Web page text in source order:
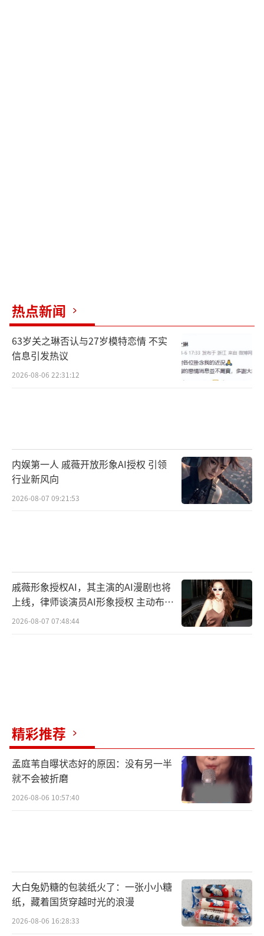
腾、郭帆、王宝强、周冬雨等众多电影人纷纷
为他们可爱的雪豹朋友助阵打Call，诚邀大家
与豹同行。
8月4日，走进影院看《雪豹和她的朋友
断的生命力量。（责任编辑：郭一楠 CK001）
热点新闻
63岁关之琳否认与27岁模特恋情 不实
信息引发热议
2026-08-06 22:31:12
内娱第一人 戚薇开放形象AI授权 引领
行业新风向
2026-08-07 09:21:53
戚薇形象授权AI，其主演的AI漫剧也将
上线，律师谈演员AI形象授权 主动布局
数字资产
2026-08-07 07:48:44
精彩推荐
孟庭苇自曝状态好的原因：没有另一半
就不会被折磨
2026-08-06 10:57:40
大白兔奶糖的包装纸火了：一张小小糖
纸，藏着国货穿越时光的浪漫
2026-08-06 16:28:33